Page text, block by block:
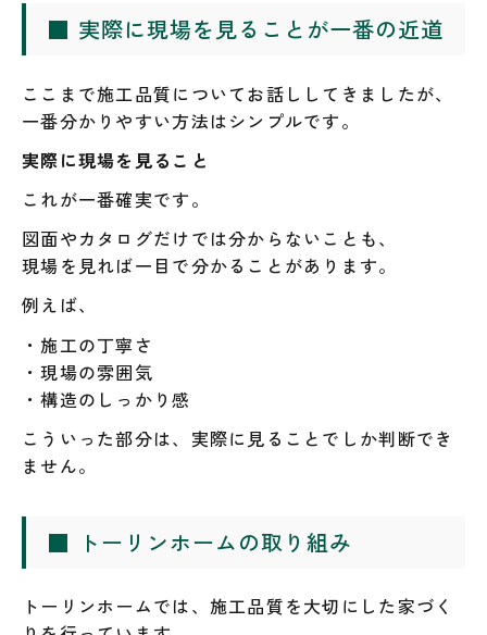
■ 実際に現場を見ることが一番の近道
ここまで施工品質についてお話ししてきましたが、
一番分かりやすい方法はシンプルです。
実際に現場を見ること
これが一番確実です。
図面やカタログだけでは分からないことも、
現場を見れば一目で分かることがあります。
例えば、
・施工の丁寧さ
・現場の雰囲気
・構造のしっかり感
こういった部分は、実際に見ることでしか判断でき
ません。
■ トーリンホームの取り組み
トーリンホームでは、施工品質を大切にした家づく